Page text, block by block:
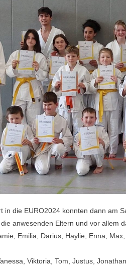
in die EURO2024 konnten dann am
anwesenden Eltern und vor allem
Emilia, Darius, Haylie, Enna,
Viktoria, Tom, Justus,